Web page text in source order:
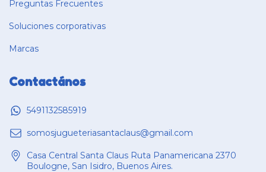
Preguntas Frecuentes
Soluciones corporativas
Marcas
Contactános
5491132585919
somosjugueteriasantaclaus@gmail.com
Casa Central Santa Claus Ruta Panamericana 2370
Boulogne, San Isidro, Buenos Aires.